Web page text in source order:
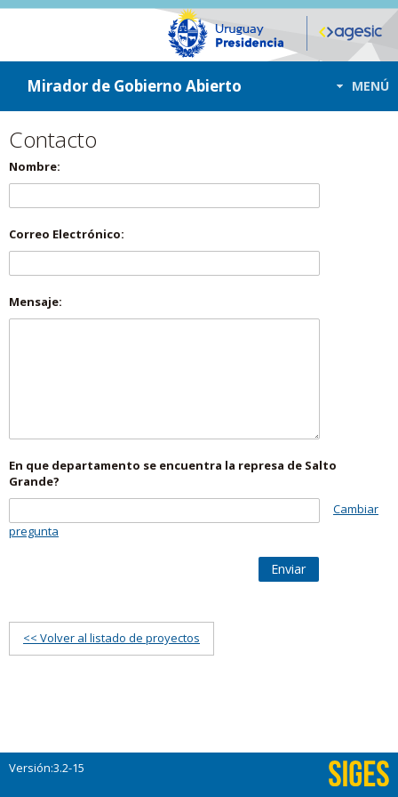
ir a contenido
ir al menú
Mirador de Gobierno Abierto MENÚ
Contacto
Nombre:
Correo Electrónico:
Mensaje:
En que departamento se encuentra la represa de Salto
Grande?
Cambiar
pregunta
Enviar
<< Volver al listado de proyectos
Versión:3.2-15